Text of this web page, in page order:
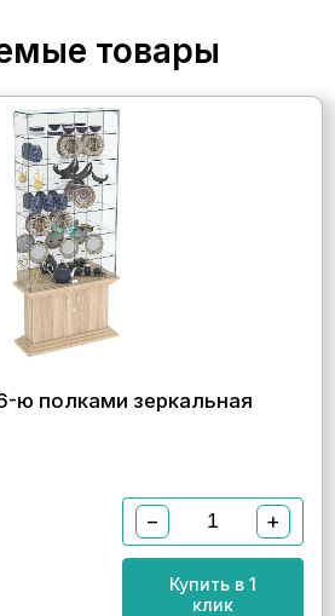
товары
ю полками зеркальная
− +
Купить в 1
клик